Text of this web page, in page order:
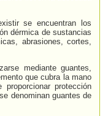
se encuentran los
dérmica de sustancias
abrasiones, cortes,
mediante guantes,
que cubra la mano
protección
denominan guantes de